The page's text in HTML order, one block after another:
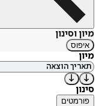
מיון וסינון
איפוס
מיון
סינון
פורמטים